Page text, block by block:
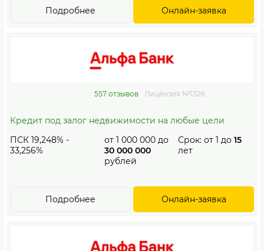
Онлайн-заявка
Подробнее
557 отзывов Лицензия №1326
Кредит под залог недвижимости на любые цели
ПСК 19,248% -
33,256%
от 1 000 000 до
30 000 000
рублей
Срок: от 1 до 15
лет
Онлайн-заявка
Подробнее